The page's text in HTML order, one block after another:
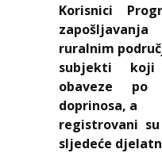
Korisnici
zapo
ruralnim
subjekti koji
obaveze
doprinosa, a
registrovani
sljedeće